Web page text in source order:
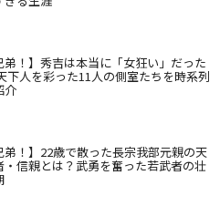
弟！】秀吉は本当に「女狂い」だった
下人を彩った11人の側室たちを時系列
介
弟！】22歳で散った長宗我部元親の天
・信親とは？武勇を奮った若武者の壮